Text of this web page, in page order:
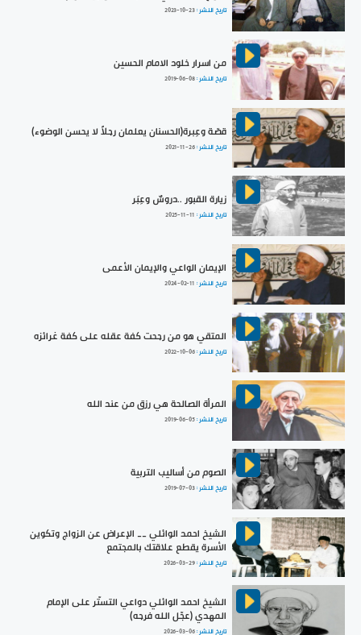
تاريخ النشر :2023-10-23
من اسرار خلود الامام الحسين
تاريخ النشر :2019-06-08
قصّة وعِبرة(الحسنان يعلمان رجلاً لا يحسن الوضوء)
تاريخ النشر :2021-11-26
زيارة القبور ..دروسٌ وعِبَر
تاريخ النشر : 2025-11-11
الإيمان الواعي والإيمان الأعمى
تاريخ النشر : 2024-02-11
المتقي هو من رجحت كفة عقله على كفة غرائزه
تاريخ النشر :2022-10-06
المرأة الصالحة هي رزق من عند الله
تاريخ النشر :2019-06-05
الصوم من أساليب التربية
تاريخ النشر :2019-07-03
الشيخ احمد الوائلي __ الإعراض عن الزواج وتكوين
الأسرة يقطع علاقتك بالمجتمع
تاريخ النشر :2026-03-29
الشيخ احمد الوائلي دواعي التستّر على الإمام
المهدي (عجّل الله فرجه)
تاريخ النشر :2026-03-06